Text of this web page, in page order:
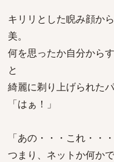
キリリとした睨み顔か
美。
何を思ったか自分から
と
綺麗に剃り上げられた
「はぁ！」
「あの・・・これ・・
つまり、ネットか何か